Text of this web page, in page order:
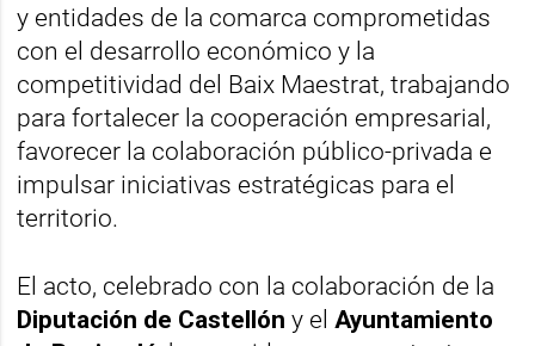
y entidades de la comarca comprometidas
con el desarrollo económico y la
competitividad del Baix Maestrat, trabajando
para fortalecer la cooperación empresarial,
favorecer la colaboración público-privada e
impulsar iniciativas estratégicas para el
territorio.
El acto, celebrado con la colaboración de la
Diputación de Castellón y elAyuntamiento